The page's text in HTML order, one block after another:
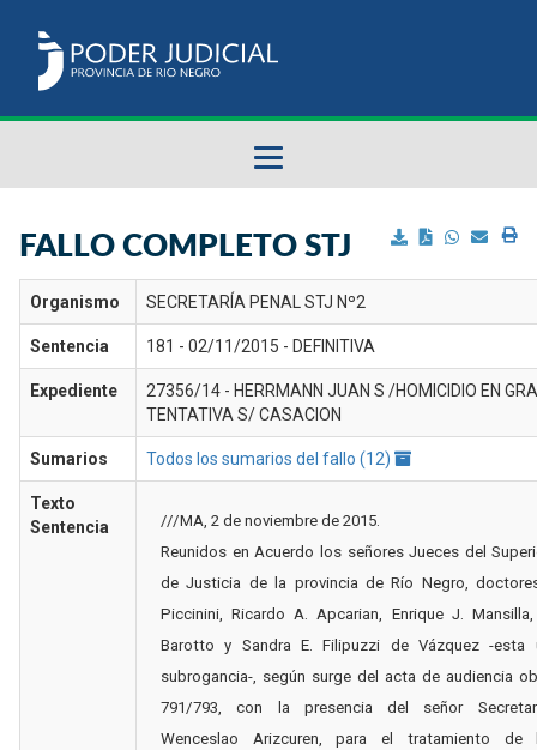
Sumarios del STJ
Manual del Usuario
FALLO COMPLETO STJ
Organismo SECRETARÍA PENAL STJ Nº2
Sentencia 181 - 02/11/2015 - DEFINITIVA
Expediente
27356/14 - HERRMANN JUAN S /HOMICIDIO EN
TENTATIVA S/ CASACION
Sumarios Todos los sumarios del fallo (12)
Texto
Sentencia
///MA, 2 de noviembre de 2015.
Reunidos en Acuerdo los señores Jueces del
de Justicia de la provincia de Río Negro,
Piccinini, Ricardo A. Apcarian, Enrique J.
Barotto y Sandra E. Filipuzzi de Vázquez -esta
subrogancia-, según surge del acta de audiencia
791/793, con la presencia del señor
Wenceslao Arizcuren, para el tratamiento de